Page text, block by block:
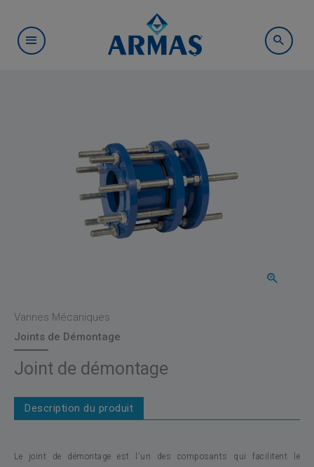
Vannes Mécaniques
Joints de Démontage
Joint de démontage
Description du produit
Le joint de démontage est l'un des composants qui facilitent le